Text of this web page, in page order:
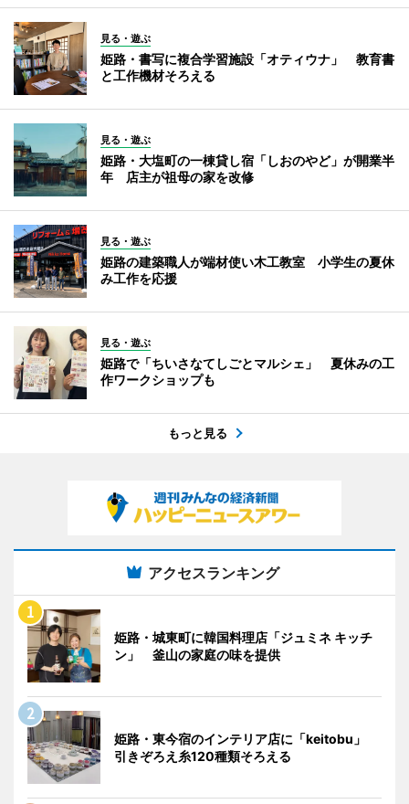
見る・遊ぶ
姫路・書写に複合学習施設「オティウナ」 教育書
と工作機材そろえる
見る・遊ぶ
姫路・大塩町の一棟貸し宿「しおのやど」が開業半
年 店主が祖母の家を改修
見る・遊ぶ
姫路の建築職人が端材使い木工教室 小学生の夏休
み工作を応援
見る・遊ぶ
姫路で「ちいさなてしごとマルシェ」 夏休みの工
作ワークショップも
もっと見る
アクセスランキング
姫路・城東町に韓国料理店「ジュミネ キッチ
ン」 釜山の家庭の味を提供
姫路・東今宿のインテリア店に「keitobu」
引きぞろえ糸120種類そろえる